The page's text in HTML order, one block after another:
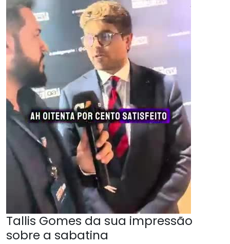
Tallis Gomes da sua impressão
sobre a sabatina